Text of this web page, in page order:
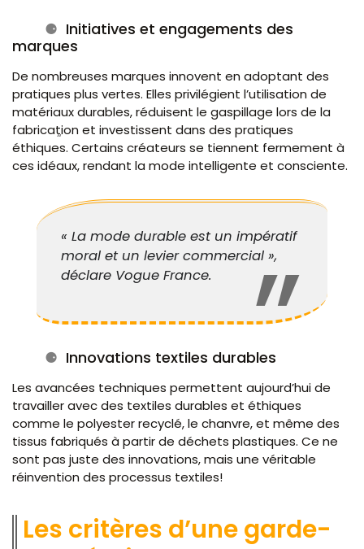
Initiatives et engagements des
marques
De nombreuses marques innovent en adoptant des
pratiques plus vertes. Elles privilégient l’utilisation de
matériaux durables, réduisent le gaspillage lors de la
fabrication et investissent dans des pratiques
éthiques. Certains créateurs se tiennent fermement à
ces idéaux, rendant la mode intelligente et consciente.
« La mode durable est un impératif
moral et un levier commercial »,
déclare Vogue France.
Innovations textiles durables
Les avancées techniques permettent aujourd’hui de
travailler avec des textiles durables et éthiques
comme le polyester recyclé, le chanvre, et même des
tissus fabriqués à partir de déchets plastiques. Ce ne
sont pas juste des innovations, mais une véritable
réinvention des processus textiles!
Les critères d’une garde-